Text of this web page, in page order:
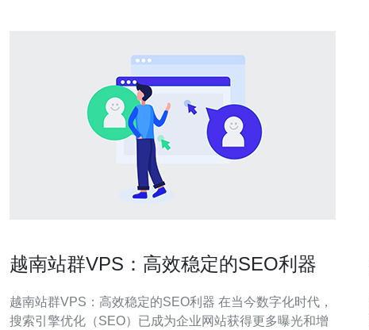
越南站群VPS：高效稳定的SEO利器
越南站群VPS：高效稳定的SEO利器 在当今数字化时代，
搜索引擎优化（SEO）已成为企业网站获得更多曝光和增